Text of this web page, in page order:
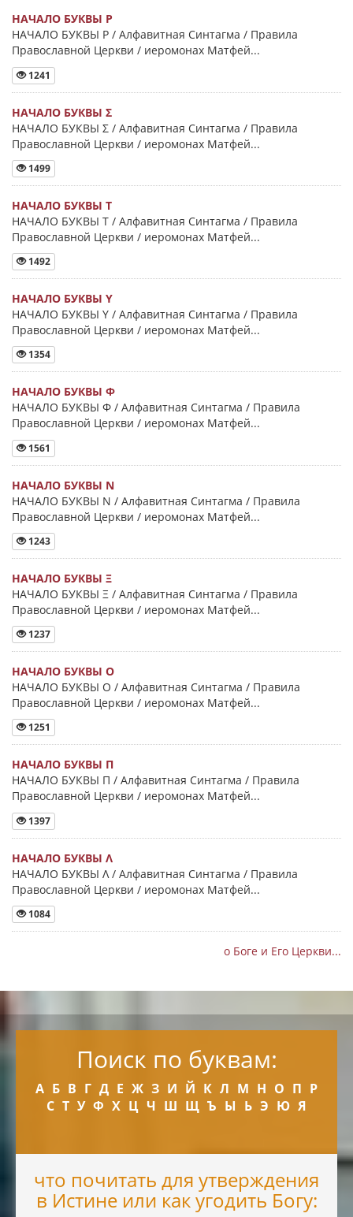
НАЧАЛО БУКВЫ Ρ
НАЧАЛО БУКВЫ Ρ / Алфавитная Синтагма / Правила
Православной Церкви / иеромонах Матфей...
1241
НАЧАЛО БУКВЫ Σ
НАЧАЛО БУКВЫ Σ / Алфавитная Синтагма / Правила
Православной Церкви / иеромонах Матфей...
1499
НАЧАЛО БУКВЫ Τ
НАЧАЛО БУКВЫ Τ / Алфавитная Синтагма / Правила
Православной Церкви / иеромонах Матфей...
1492
НАЧАЛО БУКВЫ Y
НАЧАЛО БУКВЫ Y / Алфавитная Синтагма / Правила
Православной Церкви / иеромонах Матфей...
1354
НАЧАЛО БУКВЫ Φ
НАЧАЛО БУКВЫ Φ / Алфавитная Синтагма / Правила
Православной Церкви / иеромонах Матфей...
1561
НАЧАЛО БУКВЫ Ν
НАЧАЛО БУКВЫ Ν / Алфавитная Синтагма / Правила
Православной Церкви / иеромонах Матфей...
1243
НАЧАЛО БУКВЫ Ξ
НАЧАЛО БУКВЫ Ξ / Алфавитная Синтагма / Правила
Православной Церкви / иеромонах Матфей...
1237
НАЧАЛО БУКВЫ Ο
НАЧАЛО БУКВЫ Ο / Алфавитная Синтагма / Правила
Православной Церкви / иеромонах Матфей...
1251
НАЧАЛО БУКВЫ Π
НАЧАЛО БУКВЫ Π / Алфавитная Синтагма / Правила
Православной Церкви / иеромонах Матфей...
1397
НАЧАЛО БУКВЫ Λ
НАЧАЛО БУКВЫ Λ / Алфавитная Синтагма / Правила
Православной Церкви / иеромонах Матфей...
1084
о Боге и Его Церкви...
Поиск по буквам:
А Б В Г Д Е Ж З И Й К Л М Н О П Р
С Т У Ф Х Ц Ч Ш Щ Ъ Ы Ь Э Ю Я
что почитать для утверждения
в Истине или как угодить Богу: